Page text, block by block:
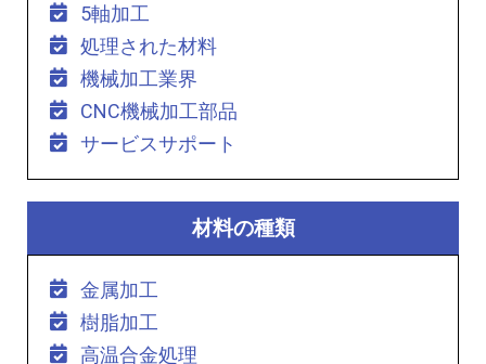
5軸加工
処理された材料
機械加工業界
CNC機械加工部品
サービスサポート
材料の種類
金属加工
樹脂加工
高温合金処理